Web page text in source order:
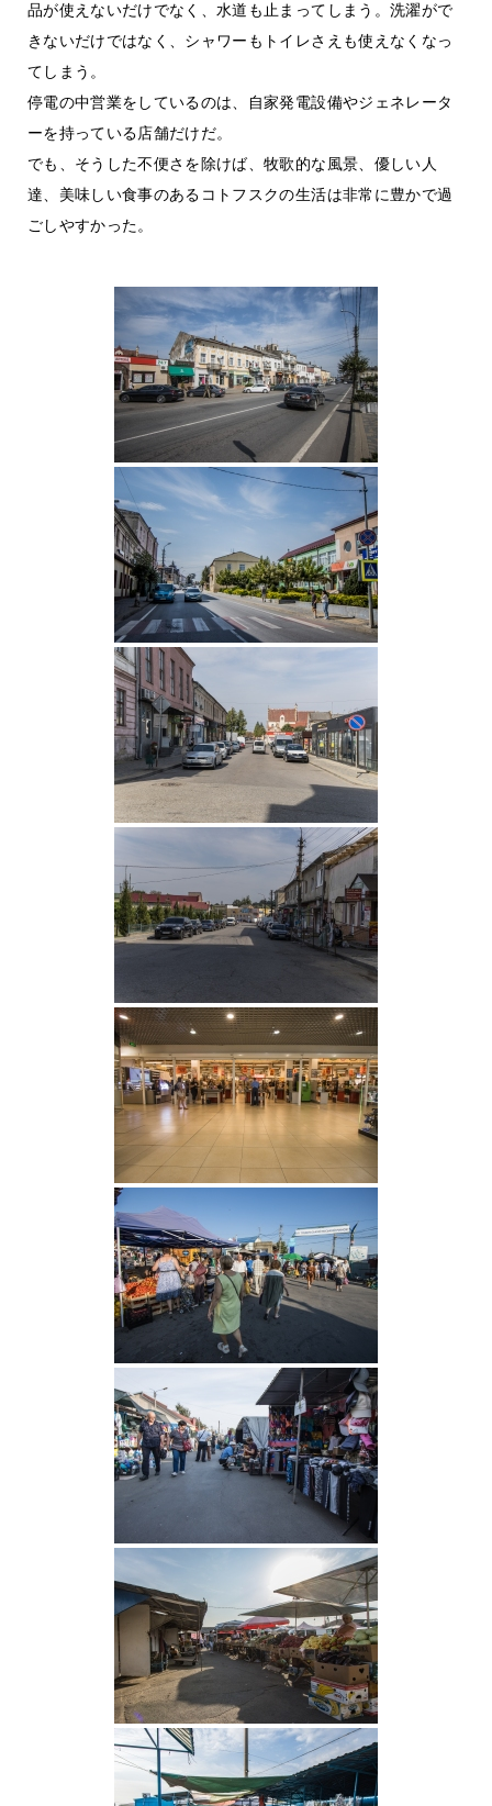
品が使えないだけでなく、水道も止まってしまう。洗濯がで
きないだけではなく、シャワーもトイレさえも使えなくなっ
てしまう。
停電の中営業をしているのは、自家発電設備やジェネレータ
ーを持っている店舗だけだ。
でも、そうした不便さを除けば、牧歌的な風景、優しい人
達、美味しい食事のあるコトフスクの生活は非常に豊かで過
ごしやすかった。